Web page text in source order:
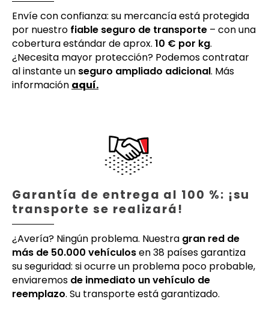
Envíe con confianza: su mercancía está protegida
por nuestro fiable seguro de transporte – con una
cobertura estándar de aprox. 10 € por kg.
¿Necesita mayor protección? Podemos contratar
al instante un seguro ampliado adicional. Más
información aquí.
Garantía de entrega al 100 %: ¡su
transporte se realizará!
¿Avería? Ningún problema. Nuestra gran red de
más de 50.000 vehículosen 38 países garantiza
su seguridad: si ocurre un problema poco probable,
enviaremos de inmediato un vehículo de
reemplazo. Su transporte está garantizado.